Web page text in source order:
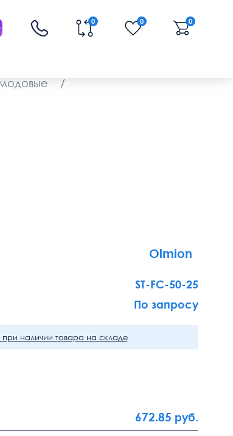
0 0 0
/
Olmion
ST-FC-50-25
По запросу
наличии товара на складе
672.85 руб.